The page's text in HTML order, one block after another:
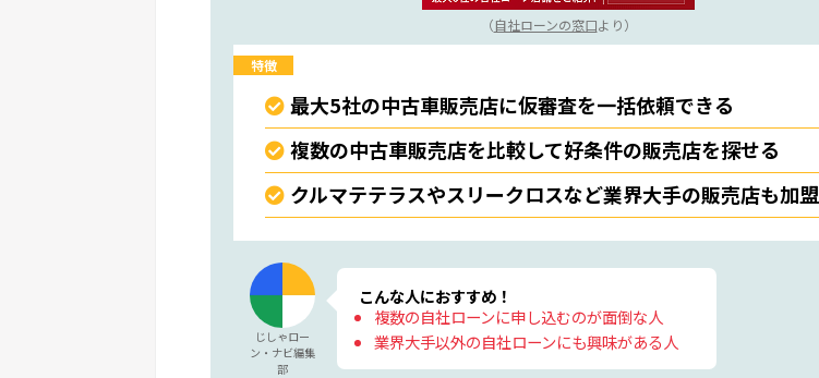
（自社ローンの窓口より）
特徴
最大5社の中古車販売店に仮審査を一括依頼できる
複数の中古車販売店を比較して好条件の販売店を探せる
クルマテテラスやスリークロスなど業界大手の販売店も加盟
じしゃロー
ン・ナビ編集
部
こんな人におすすめ！
複数の自社ローンに申し込むのが面倒な人
業界大手以外の自社ローンにも興味がある人